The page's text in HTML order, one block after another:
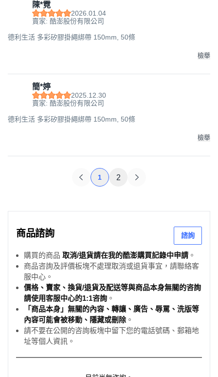
陳*霓
2026.01.04
賣家: 酷澎股份有限公司
德利生活 多彩矽膠掛繩綁帶 150mm, 50條
檢舉
簡*婷
2025.12.30
賣家: 酷澎股份有限公司
德利生活 多彩矽膠掛繩綁帶 150mm, 50條
檢舉
1 2
商品諮詢 諮詢
購買的商品 取消/退貨請在我的酷澎購買記錄中申請 。
商品咨詢及評價板塊不處理取消或退貨事宜，請聯絡客
服中心。
價格、賣家、換貨/退貨及配送等與商品本身無關的咨詢
請使用客服中心的1:1咨詢 。
「商品本身」無關的內容、轉讓、廣告、辱罵、洗版等
內容可能會被移動、隱藏或刪除。
請不要在公開的咨詢板塊中留下您的電話號碼、郵箱地
址等個人資訊。